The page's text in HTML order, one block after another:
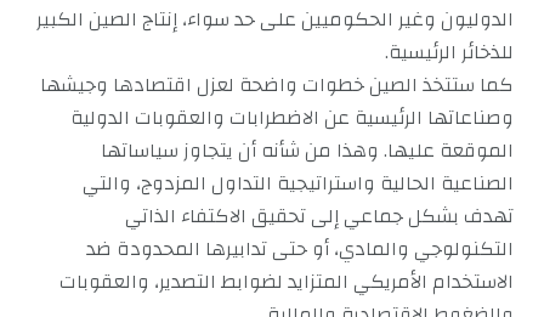
الدوليون وغير الحكوميين على حد سواء، إنتاج الصين الكبير
للذخائر الرئيسية.
كما ستتخذ الصين خطوات واضحة لعزل اقتصادها وجيشها
وصناعاتها الرئيسية عن الاضطرابات والعقوبات الدولية
الموقعة عليها. وهذا من شأنه أن يتجاوز سياساتها
الصناعية الحالية واستراتيجية التداول المزدوج، والتي
تهدف بشكل جماعي إلى تحقيق الاكتفاء الذاتي
التكنولوجي والمادي، أو حتى تدابيرها المحدودة ضد
الاستخدام الأمريكي المتزايد لضوابط التصدير، والعقوبات